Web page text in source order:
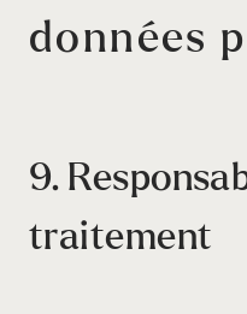
données
9.
traitement